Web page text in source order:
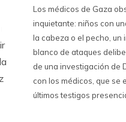
Los médicos de Gaza
inquietante: niños con
la cabeza o el pecho, un
blanco de ataques
de una investigación de
con los médicos, que se
últimos testigos